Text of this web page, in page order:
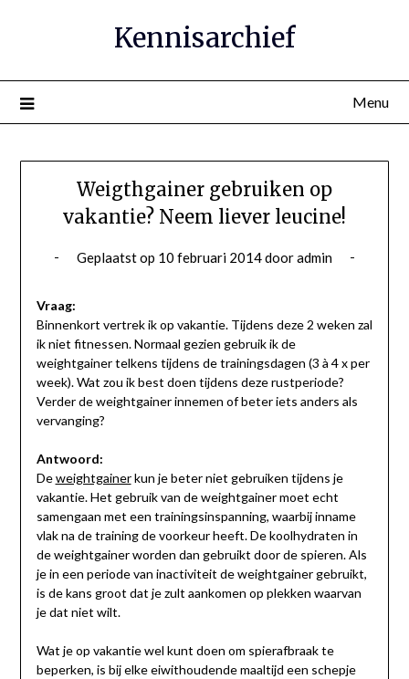
inhoud
Kennisarchief
Menu
Weigthgainer gebruiken op
vakantie? Neem liever leucine!
Geplaatst op 10 februari 2014dooradmin
Vraag:
Binnenkort vertrek ik op vakantie. Tijdens deze 2 weken zal
ik niet fitnessen. Normaal gezien gebruik ik de
weightgainer telkens tijdens de trainingsdagen (3 à 4 x per
week). Wat zou ik best doen tijdens deze rustperiode?
Verder de weightgainer innemen of beter iets anders als
vervanging?
Antwoord:
Deweightgainerkun je beter niet gebruiken tijdens je
vakantie. Het gebruik van de weightgainer moet echt
samengaan met een trainingsinspanning, waarbij inname
vlak na de training de voorkeur heeft. De koolhydraten in
de weightgainer worden dan gebruikt door de spieren. Als
je in een periode van inactiviteit de weightgainer gebruikt,
is de kans groot dat je zult aankomen op plekken waarvan
je dat niet wilt.
Wat je op vakantie wel kunt doen om spierafbraak te
beperken, is bij elke eiwithoudende maaltijd een schepje